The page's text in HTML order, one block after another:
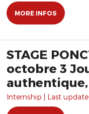
MORE INFOS
STAGE
octobre 3
interactif
Internship | Last